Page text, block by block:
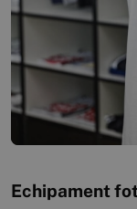
Echipament